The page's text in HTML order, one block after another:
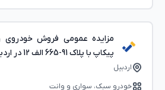
مزایده عمومی فروش خودروی
پیکاپ با پلاک 91-665 الف 12 در اردبیل
اردبیل
خودرو سبک، سواری و وانت